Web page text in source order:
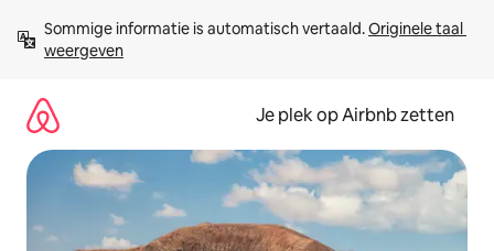
direct
naar
Sommige informatie is automatisch vertaald. Originele taal
weergeven
Je plek op Airbnb zetten